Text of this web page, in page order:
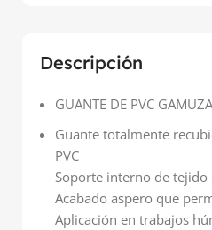
Descripción
GUANTE DE PVC
Guante totalmente
PVC
Soporte interno de
Acabado aspero que
Aplicación en trabajos